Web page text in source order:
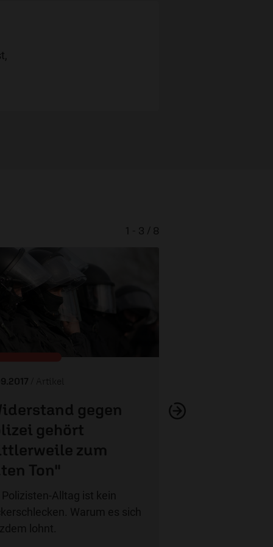
/ Artikel
gegen
gehört
zum
Ton"
Polizisten-Alltag ist kein
Warum es sich
lohnt.
1 - 3 / 8